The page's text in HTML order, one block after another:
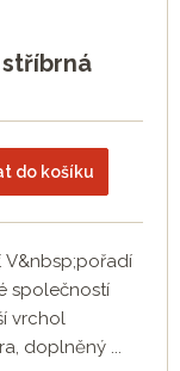
do košíku
V&nbsp;pořadí
společností
vrchol
doplněný ...